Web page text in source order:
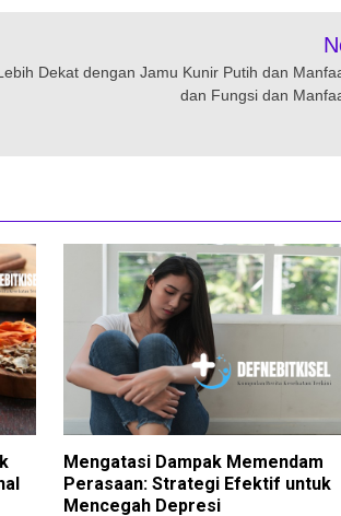
Dekat dengan Jamu Kunir Putih dan
dan Fungsi dan
Mengatasi Dampak Memendam
Perasaan: Strategi Efektif untuk
Mencegah Depresi